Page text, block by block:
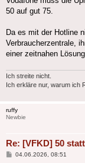
50 auf gut 75.
Da es mit der Hotline
Verbraucherzentrale,
einer zeitnahen
Ich streite nicht.
Ich erkläre nur, warum ich
ruffy
Newbie
Re: [VFKD] 50
Beitrag
04.06.2026, 08:51